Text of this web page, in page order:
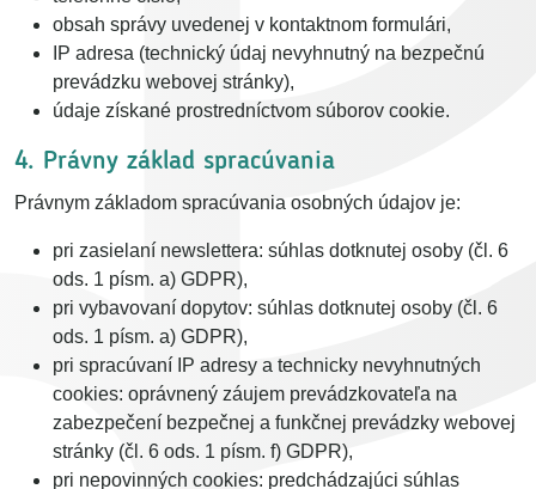
obsah správy uvedenej v kontaktnom formulári,
IP adresa (technický údaj nevyhnutný na bezpečnú
prevádzku webovej stránky),
údaje získané prostredníctvom súborov cookie.
4. Právny základ spracúvania
Právnym základom spracúvania osobných údajov je:
pri zasielaní newslettera: súhlas dotknutej osoby (čl. 6
ods. 1 písm. a) GDPR),
pri vybavovaní dopytov: súhlas dotknutej osoby (čl. 6
ods. 1 písm. a) GDPR),
pri spracúvaní IP adresy a technicky nevyhnutných
cookies: oprávnený záujem prevádzkovateľa na
zabezpečení bezpečnej a funkčnej prevádzky webovej
stránky (čl. 6 ods. 1 písm. f) GDPR),
pri nepovinných cookies: predchádzajúci súhlas